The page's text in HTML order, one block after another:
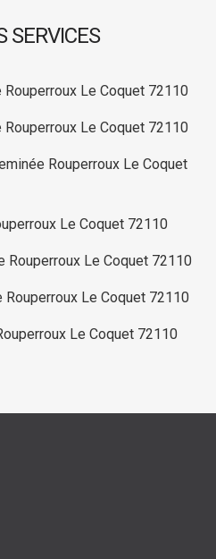
SERVICES
Rouperroux Le Coquet 72110
Rouperroux Le Coquet 72110
Rouperroux Le Coquet
Le Coquet 72110
Rouperroux Le Coquet 72110
Rouperroux Le Coquet 72110
Le Coquet 72110